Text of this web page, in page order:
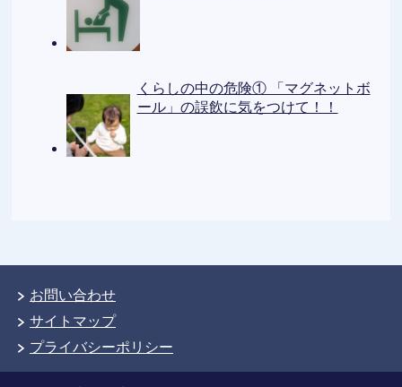
くらしの中の危険① 「マグネットボ
ール」の誤飲に気をつけて！！
お問い合わせ
サイトマップ
プライバシーポリシー